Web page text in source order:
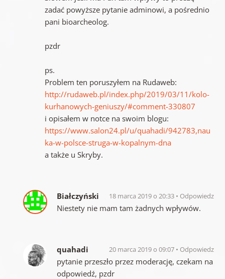
zadać powyższe pytanie adminowi, a pośrednio
pani bioarcheolog.
pzdr
ps.
Problem ten poruszyłem na Rudaweb:
http://rudaweb.pl/index.php/2019/03/11/kolo-
kurhanowych-geniuszy/#comment-330807
i opisałem w notce na swoim blogu:
https://www.salon24.pl/u/quahadi/942783,nau
ka-w-polsce-struga-w-kopalnym-dna
a także u Skryby.
Białczyński 18 marca 2019 o 20:33 Odpowiedz
Niestety nie mam tam żadnych wpływów.
quahadi 20 marca 2019 o 09:07 Odpowiedz
pytanie przeszło przez moderację, czekam na
odpowiedź, pzdr